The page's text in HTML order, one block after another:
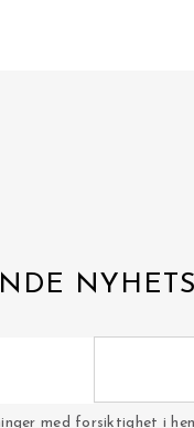
med forsiktighet i